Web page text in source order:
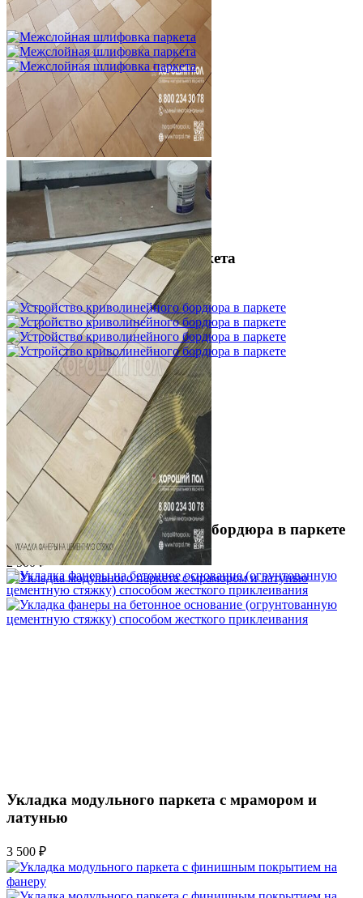
750 ₽
Межслойная шлифовка паркета
1 200 ₽
Устройство криволинейного бордюра в паркете
2 500 ₽
Укладка модульного паркета с мрамором и
латунью
3 500 ₽